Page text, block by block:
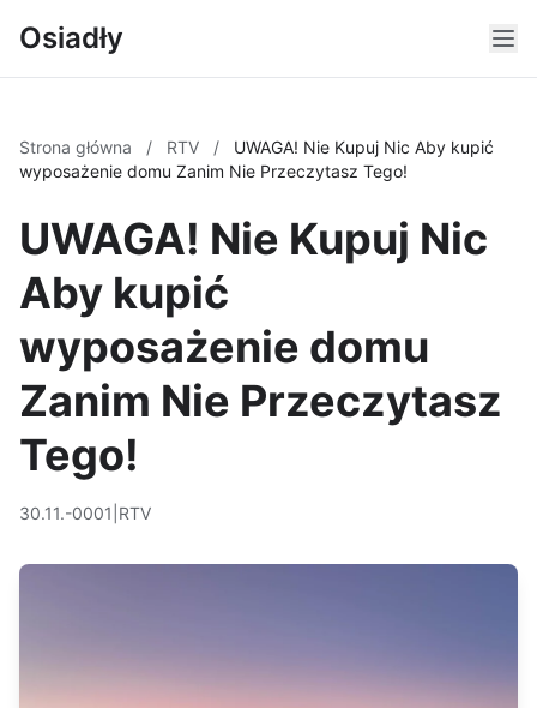
Osiadły
Strona główna / RTV /
UWAGA! Nie Kupuj Nic Aby kupić
wyposażenie domu Zanim Nie Przeczytasz Tego!
UWAGA! Nie Kupuj Nic
Aby kupić
wyposażenie domu
Zanim Nie Przeczytasz
Tego!
30.11.-0001 RTV